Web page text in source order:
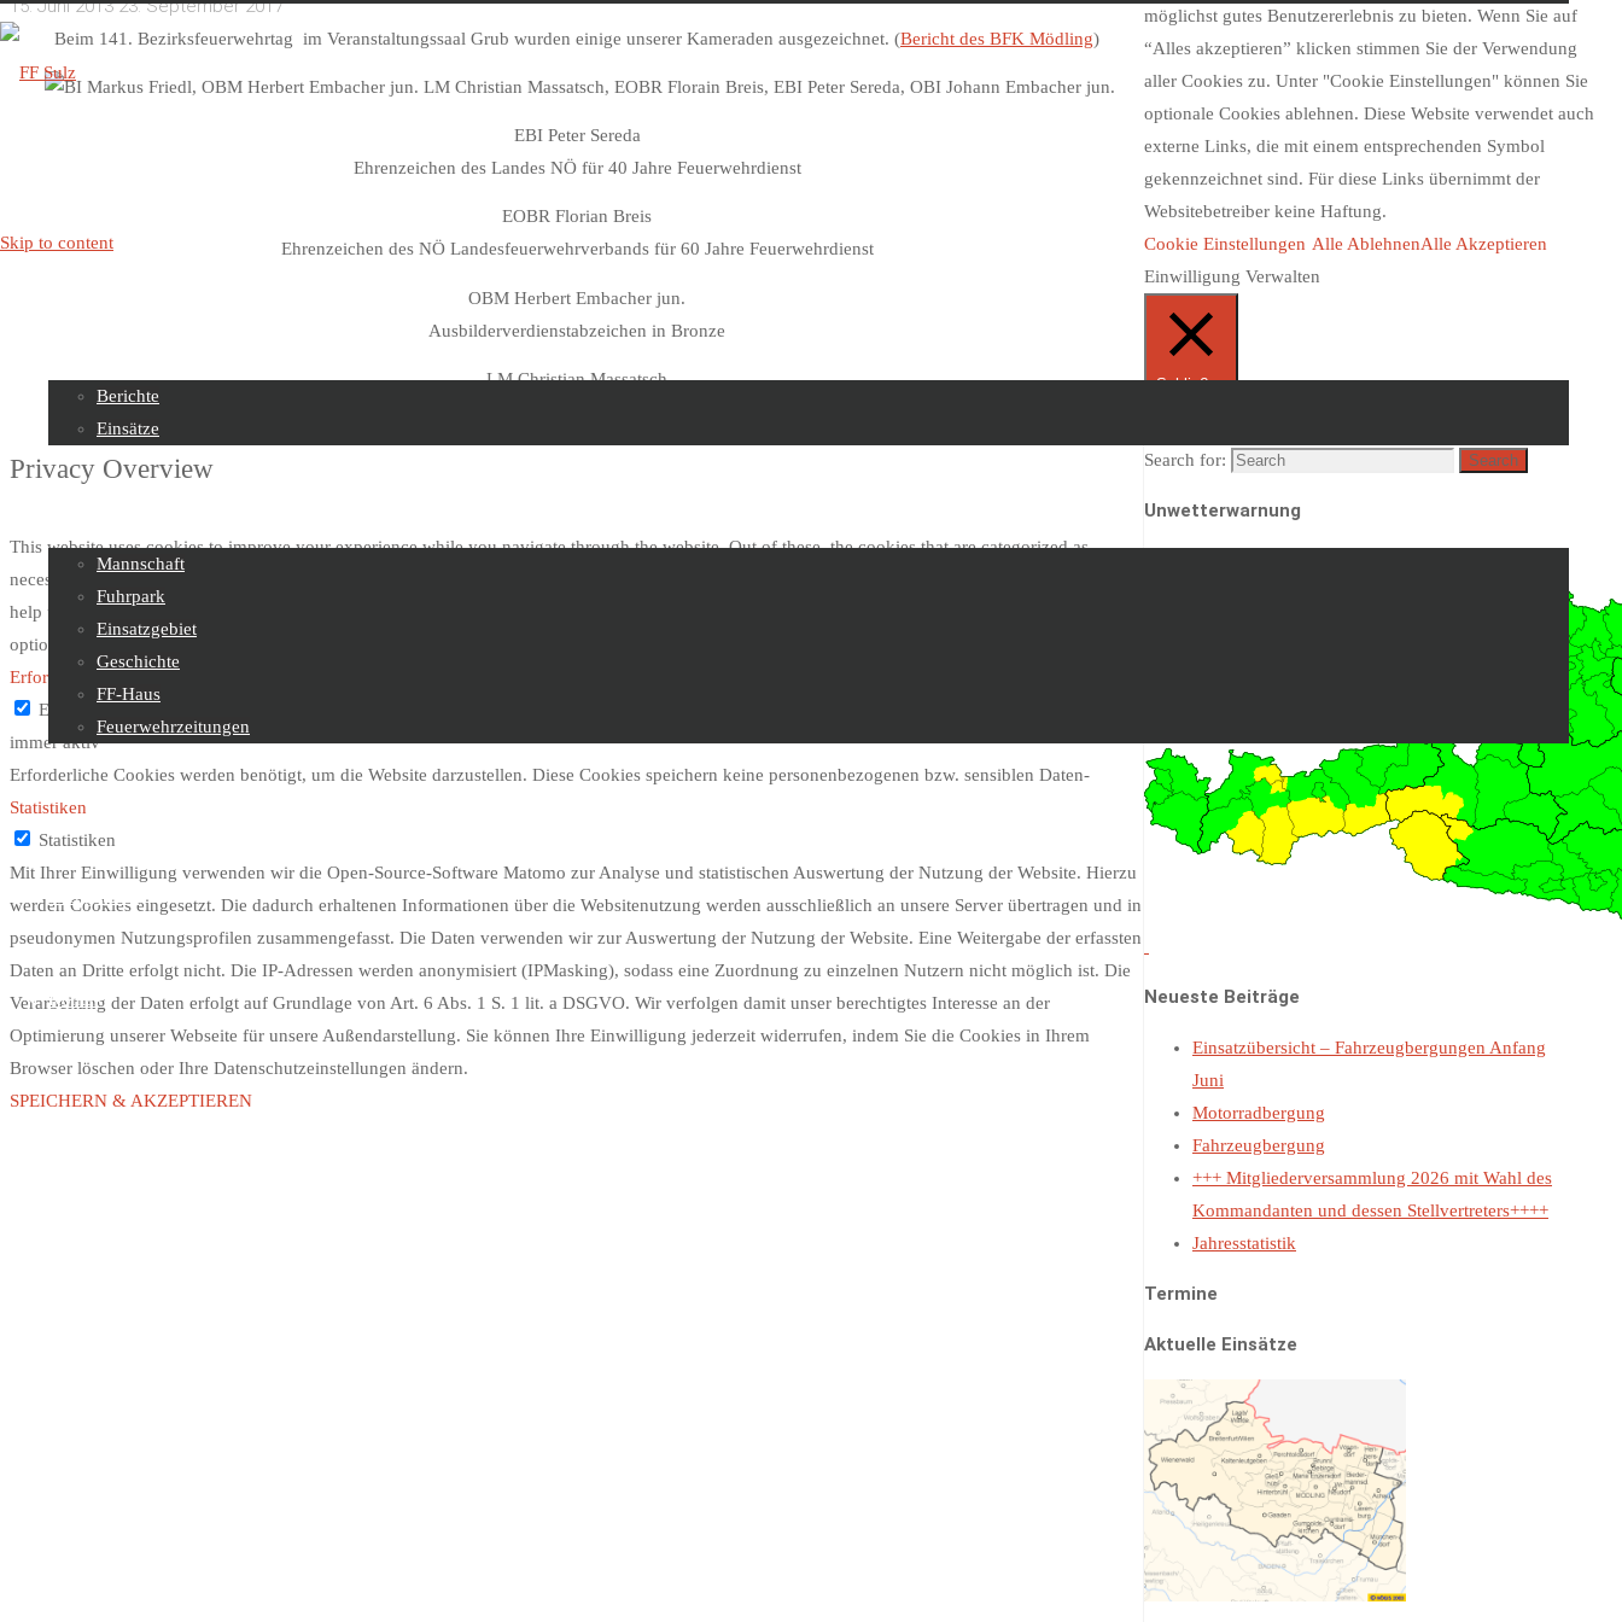
Skip to content
Berichte
Einsätze
Mannschaft
Fuhrpark
Einsatzgebiet
Geschichte
FF-Haus
Feuerwehrzeitungen
Sachgebiete
Kontakt
15. Juni 201323. September 2017
Beim 141. Bezirksfeuerwehrtag im Veranstaltungssaal Grub wurden einige unserer Kameraden ausgezeichnet. (Bericht des BFK Mödling)
EBI Peter Sereda
Ehrenzeichen des Landes NÖ für 40 Jahre Feuerwehrdienst
EOBR Florian Breis
Ehrenzeichen des NÖ Landesfeuerwehrverbands für 60 Jahre Feuerwehrdienst
OBM Herbert Embacher jun.
Ausbilderverdienstabzeichen in Bronze
LM Christian Massatsch
Search for: Search
Unwetterwarnung
Neueste Beiträge
Einsatzübersicht – Fahrzeugbergungen Anfang
Juni
Motorradbergung
Fahrzeugbergung
+++ Mitgliederversammlung 2026 mit Wahl des
Kommandanten und dessen Stellvertreters++++
Jahresstatistik
Termine
Aktuelle Einsätze
möglichst gutes Benutzererlebnis zu bieten. Wenn Sie auf
“Alles akzeptieren” klicken stimmen Sie der Verwendung
aller Cookies zu. Unter "Cookie Einstellungen" können Sie
optionale Cookies ablehnen. Diese Website verwendet auch
externe Links, die mit einem entsprechenden Symbol
gekennzeichnet sind. Für diese Links übernimmt der
Websitebetreiber keine Haftung.
Cookie Einstellungen Alle AblehnenAlle Akzeptieren
Einwilligung Verwalten
Schließen
Privacy Overview
This website uses cookies to improve your experience while you navigate through the website. Out of these, the cookies that are categorized as
necessary are stored on your browser as they are essential for the working of basic functionalities of the website. We also use third-party cookies that
help us analyze and understand how you use this website. These cookies will be stored in your browser only with your consent. You also have the
option to opt-out of these cookies. But opting out of some of these cookies may affect your browsing experience.
Erforderlich
Erforderlich
immer aktiv
Erforderliche Cookies werden benötigt, um die Website darzustellen. Diese Cookies speichern keine personenbezogenen bzw. sensiblen Daten-
Statistiken
Statistiken
Mit Ihrer Einwilligung verwenden wir die Open-Source-Software Matomo zur Analyse und statistischen Auswertung der Nutzung der Website. Hierzu
werden Cookies eingesetzt. Die dadurch erhaltenen Informationen über die Websitenutzung werden ausschließlich an unsere Server übertragen und in
pseudonymen Nutzungsprofilen zusammengefasst. Die Daten verwenden wir zur Auswertung der Nutzung der Website. Eine Weitergabe der erfassten
Daten an Dritte erfolgt nicht. Die IP-Adressen werden anonymisiert (IPMasking), sodass eine Zuordnung zu einzelnen Nutzern nicht möglich ist. Die
Verarbeitung der Daten erfolgt auf Grundlage von Art. 6 Abs. 1 S. 1 lit. a DSGVO. Wir verfolgen damit unser berechtigtes Interesse an der
Optimierung unserer Webseite für unsere Außendarstellung. Sie können Ihre Einwilligung jederzeit widerrufen, indem Sie die Cookies in Ihrem
Browser löschen oder Ihre Datenschutzeinstellungen ändern.
SPEICHERN & AKZEPTIEREN